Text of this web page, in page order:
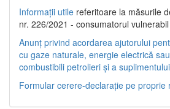
Informații utile referitoare la măsurile
nr. 226/2021 - consumatorul vulnerabil
Anunț privind acordarea ajutorului
cu gaze naturale, energie electrică
combustibili petrolieri și a
Formular cerere-declarație pe proprie